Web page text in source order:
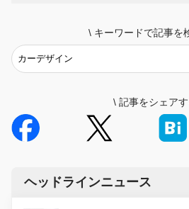
\ キーワードで記事を
\ 記事をシェアす
ヘッドラインニュース